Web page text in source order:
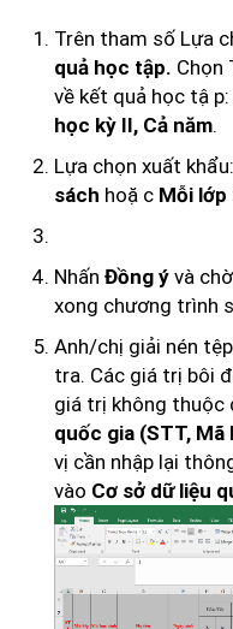
Trên tham số Lựa
quả học tập. Chọn
về kết quả học tập:
học kỳ II, Cả năm.
Lựa chọn xuất khẩu:
sách hoặc Mỗi lớp
Nhấn Đồng ý và
xong chương trình
Anh/chị giải nén
tra. Các giá trị bôi
giá trị không thuộc
quốc gia (STT,
vị cần nhập lại
vào Cơ sở dữ liệu